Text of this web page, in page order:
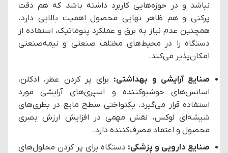
نباشد و در حوزه‌هایی کاربرد داشته باشد که هم دقت
پرکنی و هم ظاهر نهایی محصول اهمیت بالایی دارد.
همچنین عدم نیاز به برق و عملکرد پنوماتیک، استفاده از
دستگاه را در محیط‌های مختلف صنعتی و نیمه‌صنعتی
امکان‌پذیر می‌کند.
صنایع آرایشی و بهداشتی: برای پر کردن عطر، ادکلن،
اسانس‌های خوشبوکننده و اسپری‌های آرایشی مورد
استفاده قرار می‌گیرد. یکنواختی سطح مایع در بطری‌های
شیشه‌ای لوکس، نقش مهمی در افزایش ارزش بصری
محصول و اعتماد مصرف‌کننده دارد.
صنایع دارویی و پزشکی: دستگاه برای پر کردن محلول‌های